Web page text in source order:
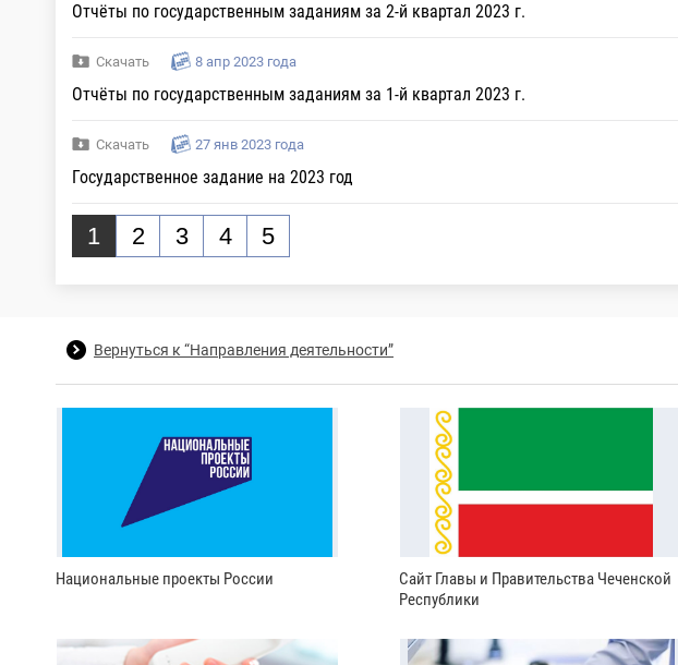
Отчёты по государственным заданиям за 2-й квартал 2023 г.
Скачать 8 апр 2023 года
Отчёты по государственным заданиям за 1-й квартал 2023 г.
Скачать 27 янв 2023 года
Государственное задание на 2023 год
1 2 3 4 5
Вернуться к “Направления деятельности”
Национальные проекты России
Сайт Главы и Правительства Чеченской
Республики